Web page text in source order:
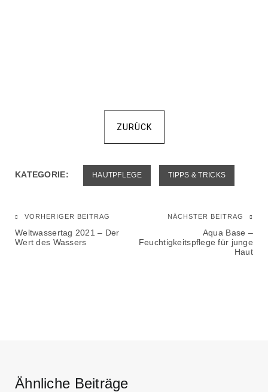
ZURÜCK
KATEGORIE: HAUTPFLEGE TIPPS & TRICKS
VORHERIGER BEITRAG
Weltwassertag 2021 – Der
Wert des Wassers
NÄCHSTER BEITRAG
Aqua Base –
Feuchtigkeitspflege für junge
Haut
Ähnliche Beiträge